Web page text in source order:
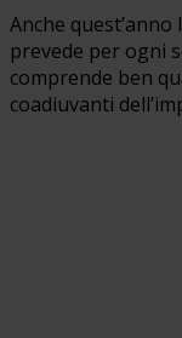
Anche
prevede per ogni
comprende ben
coadiuvanti